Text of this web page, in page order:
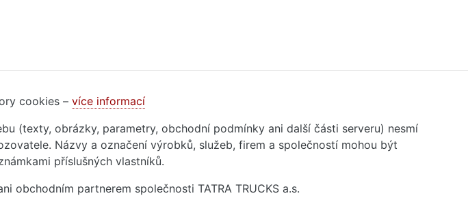
cookies – více informací
(texty, obrázky, parametry, obchodní podmínky ani další části serveru) nesmí
Názvy a označení výrobků, služeb, firem a společností mohou být
příslušných vlastníků.
obchodním partnerem společnosti TATRA TRUCKS a.s.